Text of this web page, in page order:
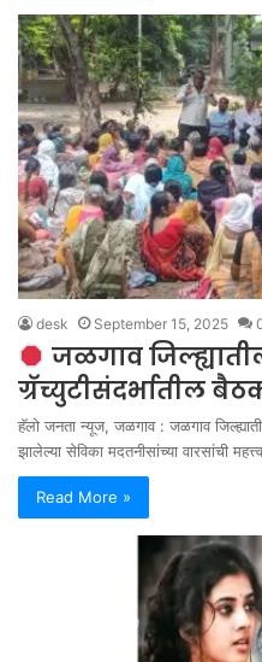
desk September 15, 2025
जळगाव
ग्रॅच्युटीसंदर्भातील
हॅलो जनता न्यूज, जळगाव : जळगाव
झालेल्या सेविका मदतनीसांच्या वारसांची
Read More »